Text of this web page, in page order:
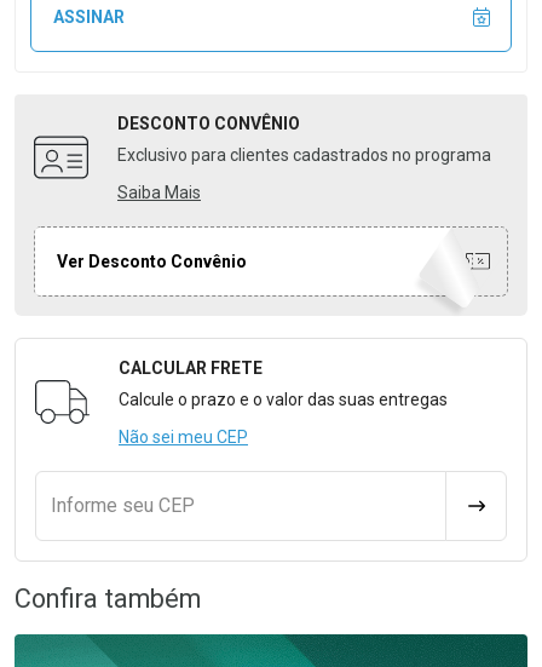
ASSINAR
DESCONTO CONVÊNIO
Exclusivo para clientes cadastrados no programa
Saiba Mais
Ver Desconto Convênio
Formulário para Calcular o Frete
CALCULAR FRETE
Calcule o prazo e o valor das suas entregas
Não sei meu CEP
Informe seu CEP
Confira também